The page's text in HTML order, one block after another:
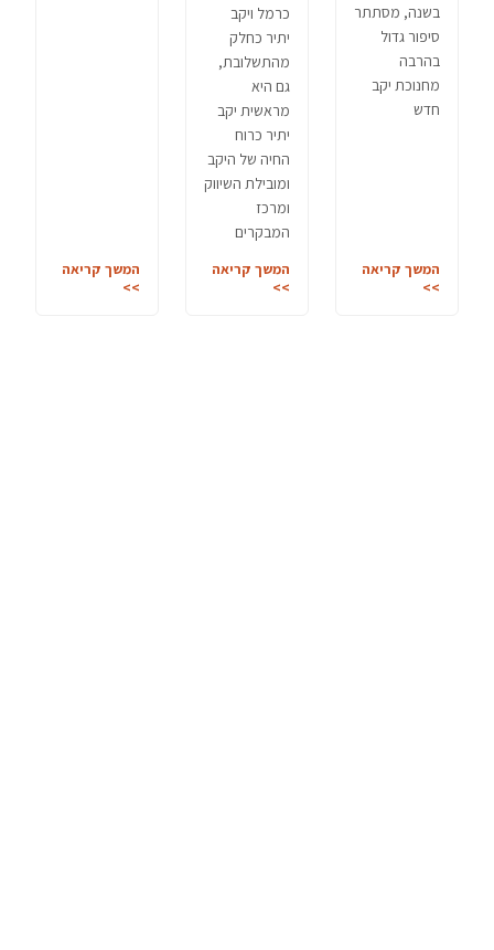
בשנה, מסתתר
סיפור גדול
בהרבה
מחנוכת יקב
חדש
המשך קריאה
>>
כרמל ויקב
יתיר כחלק
מהתשלובת,
גם היא
מראשית יקב
יתיר כרוח
החיה של היקב
ומובילת השיווק
ומרכז
המבקרים
המשך קריאה
>>
המשך קריאה
>>